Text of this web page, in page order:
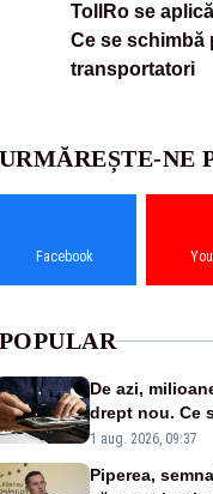
TollRo se
Ce se schimbă
transportatori
URMĂREȘTE-NE
Facebook
POPULAR
De azi,
drept nou. Ce
un produs
1 aug. 2026, 09:37
Piperea,